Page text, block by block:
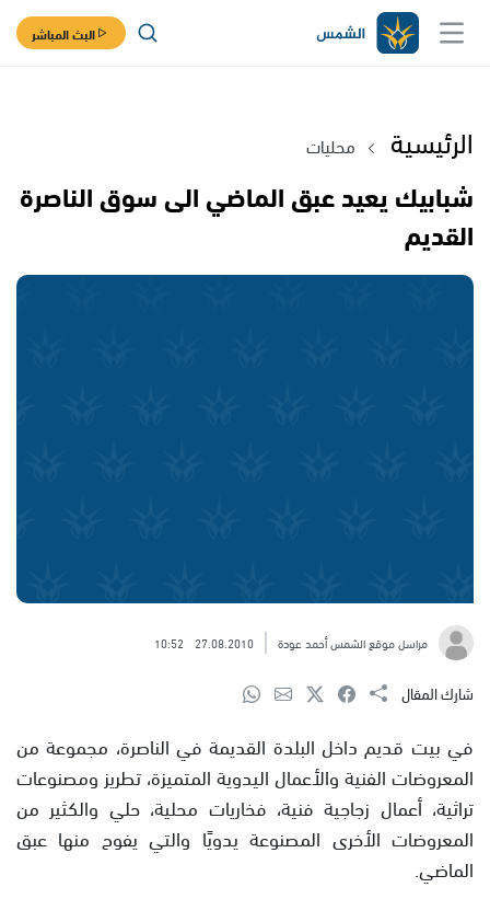
البث المباشر
الرئيسية محليات
شبابيك يعيد عبق الماضي الى سوق الناصرة
القديم
مراسل موقع الشمس أحمد عودة 27.08.2010
10:52
شارك المقال
في بيت قديم داخل البلدة القديمة في الناصرة، مجموعة من
المعروضات الفنية والأعمال اليدوية المتميزة، تطريز ومصنوعات
تراثية، أعمال زجاجية فنية، فخاريات محلية، حلي والكثير من
المعروضات الأخرى المصنوعة يدويًا والتي يفوح منها عبق
الماضي.